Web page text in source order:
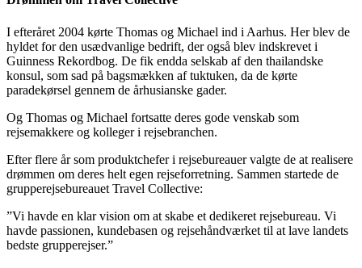
I efteråret 2004 kørte Thomas og Michael ind i Aarhus. Her blev de
hyldet for den usædvanlige bedrift, der også blev indskrevet i
Guinness Rekordbog. De fik endda selskab af den thailandske
konsul, som sad på bagsmækken af tuktuken, da de kørte
paradekørsel gennem de århusianske gader.
Og Thomas og Michael fortsatte deres gode venskab som
rejsemakkere og kolleger i rejsebranchen.
Efter flere år som produktchefer i rejsebureauer valgte de at realisere
drømmen om deres helt egen rejseforretning. Sammen startede de
grupperejsebureauet Travel Collective:
”Vi havde en klar vision om at skabe et dedikeret rejsebureau. Vi
havde passionen, kundebasen og rejsehåndværket til at lave landets
bedste grupperejser.”